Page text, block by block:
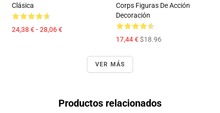
Clásica
24,38 € - 28,06 €
Corps Figuras De Acción
Decoración
17,44 €$18.96
VER MÁS
Productos relacionados